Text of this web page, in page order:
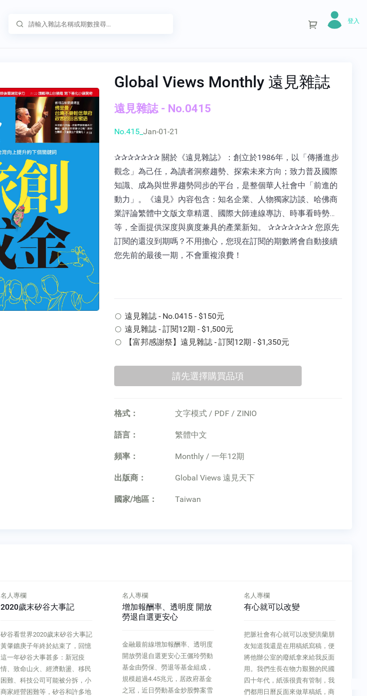
登入
Global Views Monthly 遠見雜誌
遠見雜誌 - No.0415
No.415_ Jan-01-21
✰✰✰✰✰✰✰ 關於《遠見雜誌》：創立於1986年，以「傳播進步
觀念」為己任，為讀者洞察趨勢、探索未來方向；致力普及國際
知識、成為與世界趨勢同步的平台，是整個華人社會中「前進的
動力」。《遠見》內容包含：知名企業、人物獨家訪談、哈佛商
業評論繁體中文版文章精選、國際大師連線專訪、時事看時勢…
等，全面提供深度與廣度兼具的產業新知。 ✰✰✰✰✰✰✰ 您原先
訂閱的還沒到期嗎？不用擔心，您現在訂閱的期數將會自動接續
您先前的最後一期，不會重複浪費！
遠見雜誌 - No.0415 - $150元
遠見雜誌 - 訂閱12期 - $1,500元
【富邦感謝祭】遠見雜誌 - 訂閱12期 - $1,350元
格式： 文字模式 / PDF / ZINIO
語言： 繁體中文
頻率： Monthly / 一年12期
出版商： Global Views 遠見天下
國家/地區： Taiwan
名人專欄
2020歲末矽谷大事記
矽谷看世界2020歲末矽谷大事記
黃肇鑣庚子年終於結束了，回憶
這一年矽谷大事甚多：新冠疫
情、致命山火、經濟動盪、移民
困難、科技公司可能被分拆，小
商家經營困難等，矽谷和許多地
名人專欄
增加報酬率、透明度 開放
勞退自選更安心
金融最前線增加報酬率、透明度
開放勞退自選更安心王儷玲勞動
基金由勞保、勞退等基金組成，
規模超過4.45兆元，居政府基金
之冠，近日勞動基金炒股弊案雪
名人專欄
有心就可以改變
把脈社會有心就可以改變洪蘭朋
友知道我還是在用稿紙寫稿，便
將他辦公室的廢紙拿來給我反面
用。我們生長在物力艱難的民國
四十年代，紙張很貴有管制，我
們都用日曆反面來做草稿紙，商